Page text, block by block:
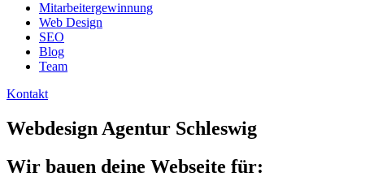
Mitarbeitergewinnung
Web Design
SEO
Blog
Team
Kontakt
Webdesign Agentur Schleswig
Wir bauen deine Webseite für: